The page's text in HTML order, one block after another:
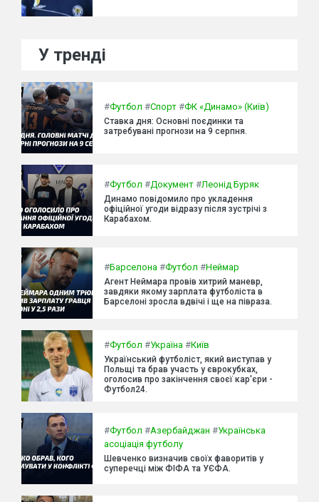
У тренді
#Футбол #Спорт #ФК «Динамо» (Київ)
Ставка дня: Основні поєдинки та
затребувані прогнози на 9 серпня.
#Футбол #Документ #Леонід Буряк
Динамо повідомило про укладення
офіційної угоди відразу після зустрічі з
Карабахом.
#Барселона #Футбол #Неймар
Агент Неймара провів хитрий маневр,
завдяки якому зарплата футболіста в
Барселоні зросла вдвічі і ще на півраза.
#Футбол #Україна #Київ
Український футболіст, який виступав у
Польщі та брав участь у єврокубках,
оголосив про закінчення своєї кар'єри -
Футбол24.
#Футбол #Азербайджан #Українська
асоціація футболу
Шевченко визначив своїх фаворитів у
суперечці між ФІФА та УЄФА.